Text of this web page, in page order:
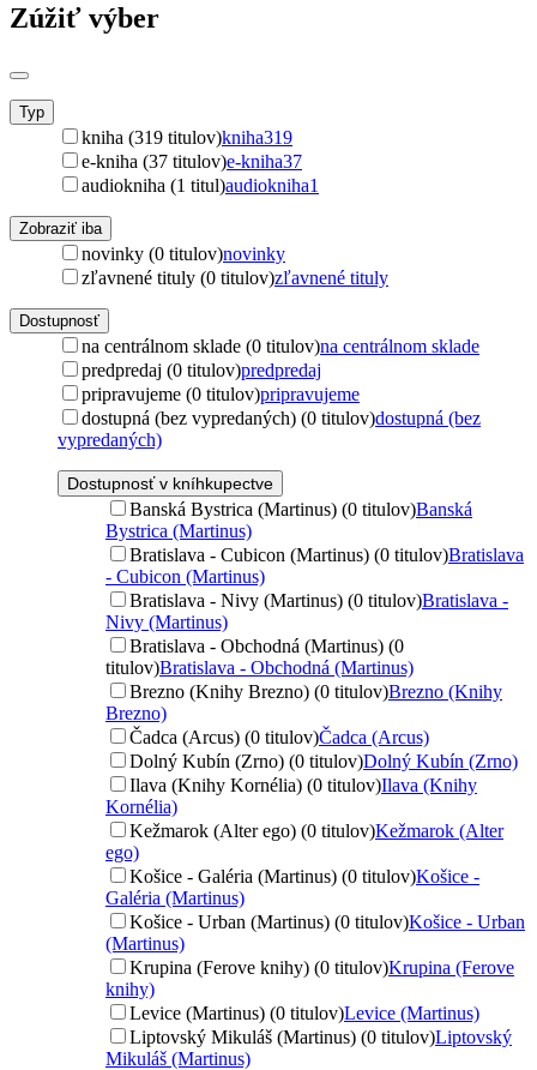
Zúžiť výber
Typ
kniha (319 titulov)kniha319
e-kniha (37 titulov)e-kniha37
audiokniha (1 titul)audiokniha1
Zobraziť iba
novinky (0 titulov)novinky
zľavnené tituly (0 titulov)zľavnené tituly
Dostupnosť
na centrálnom sklade (0 titulov)na centrálnom sklade
predpredaj (0 titulov)predpredaj
pripravujeme (0 titulov)pripravujeme
dostupná (bez vypredaných) (0 titulov)dostupná (bez
vypredaných)
Dostupnosť v kníhkupectve
Banská Bystrica (Martinus) (0 titulov)Banská
Bystrica (Martinus)
Bratislava - Cubicon (Martinus) (0 titulov)Bratislava
- Cubicon (Martinus)
Bratislava - Nivy (Martinus) (0 titulov)Bratislava -
Nivy (Martinus)
Bratislava - Obchodná (Martinus) (0
titulov)Bratislava - Obchodná (Martinus)
Brezno (Knihy Brezno) (0 titulov)Brezno (Knihy
Brezno)
Čadca (Arcus) (0 titulov)Čadca (Arcus)
Dolný Kubín (Zrno) (0 titulov)Dolný Kubín (Zrno)
Ilava (Knihy Kornélia) (0 titulov)Ilava (Knihy
Kornélia)
Kežmarok (Alter ego) (0 titulov)Kežmarok (Alter
ego)
Košice - Galéria (Martinus) (0 titulov)Košice -
Galéria (Martinus)
Košice - Urban (Martinus) (0 titulov)Košice - Urban
(Martinus)
Krupina (Ferove knihy) (0 titulov)Krupina (Ferove
knihy)
Levice (Martinus) (0 titulov)Levice (Martinus)
Liptovský Mikuláš (Martinus) (0 titulov)Liptovský
Mikuláš (Martinus)